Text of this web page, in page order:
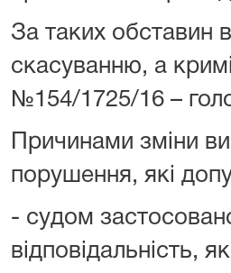
За таких обставин
скасуванню, а
№154/1725/16 –
Причинами зміни
порушення, які
- судом
відповідальність,